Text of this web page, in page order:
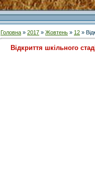
Головна » 2017 » Жовтень » 12 »
Відкриття шкільного